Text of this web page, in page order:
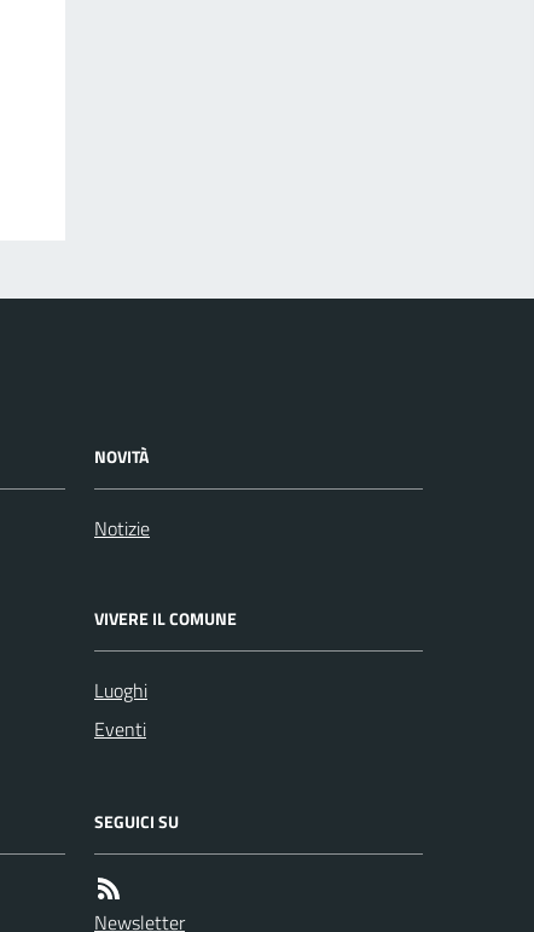
NOVITÀ
Notizie
VIVERE IL COMUNE
Luoghi
Eventi
SEGUICI SU
Newsletter